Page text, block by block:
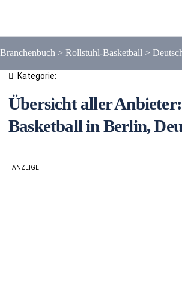
Branchenbuch > Rollstuhl-Basketball >
Kategorie:
Übersicht aller
Basketball in Berlin,
ANZEIGE